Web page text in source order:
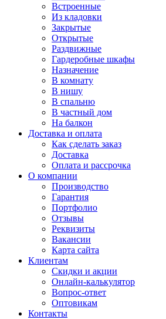
Встроенные
Из кладовки
Закрытые
Открытые
Раздвижные
Гардеробные шкафы
Назначение
В комнату
В нишу
В спальню
В частный дом
На балкон
Доставка и оплата
Как сделать заказ
Доставка
Оплата и рассрочка
О компании
Производство
Гарантия
Портфолио
Отзывы
Реквизиты
Вакансии
Карта сайта
Клиентам
Скидки и акции
Онлайн-калькулятор
Вопрос-ответ
Оптовикам
Контакты